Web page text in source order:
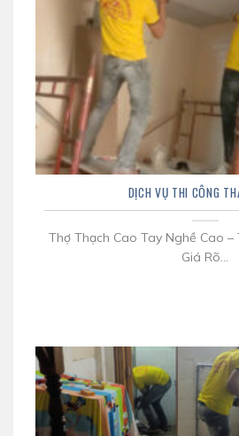
DỊCH VỤ THI CÔNG
Thợ Thạch Cao Tay Nghề Cao –
Giá Rõ...